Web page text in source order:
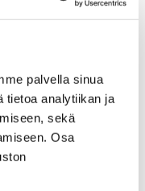
palvella sinua
tietoa analytiikan ja
sekä
Osa
Lukio